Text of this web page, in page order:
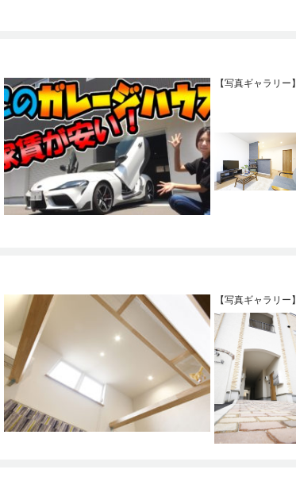
【写真ギャラリー】
【写真ギャラリー】